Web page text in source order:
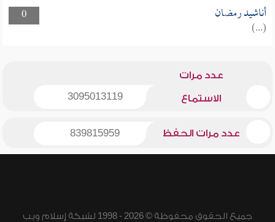
0
أناشيد رمضان
(...)
عدد مرات
الاستماع 3095013119
عدد مرات الحفظ 839815959
جميع الحقوق محفوظة © 2026 - 1998 لشبكة إسلام ويب